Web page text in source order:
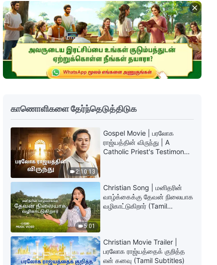
4:21
தேவனுடைய அனுதின வார்த்தைகள்:
கடைசிக் காலத்தில் நியாயத்தீர்ப்பு |
பகுதி 86
தேவனுடைய அனுதின வார்த்தைகள்:
கடைசிக் காலத்தில் நியாயத்தீர்ப்பு |
11:15
தேவனுடைய அனுதின வார்த்தைகள்:
பகுதி 88
10:03
தேவனுடைய அனுதின வார்த்தைகள்:
கடைசிக் காலத்தில் நியாயத்தீர்ப்பு |
பகுதி 92
8:15
தேவனுடைய அனுதின வார்த்தைகள்:
கடைசிக் காலத்தில் நியாயத்தீர்ப்பு |
பகுதி 93
காணொளிகளை தேர்ந்தெடுத்திடுக
2:10:13
Gospel Movie | பரலோக
ராஜ்யத்தின் விருந்து | A
Catholic Priest's Testimony
5:01
Christian Song | மனிதரின்
வாழ்க்கைக்கு தேவன் நிலையாக
வழிகாட்டுகிறார் (Tamil
Christian Movie Trailer |
பரலோக ராஜ்யத்தைக் குறித்த
என் கனவு (Tamil Subtitles)